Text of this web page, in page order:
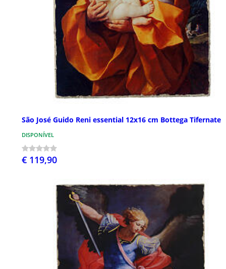
São José Guido Reni essential 12x16 cm Bottega Tifernate
DISPONÍVEL
€ 119,90